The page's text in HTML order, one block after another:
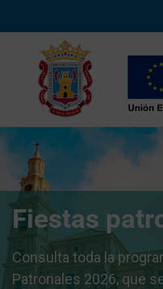
Fiestas
Consulta toda la
Patronales 2026, que